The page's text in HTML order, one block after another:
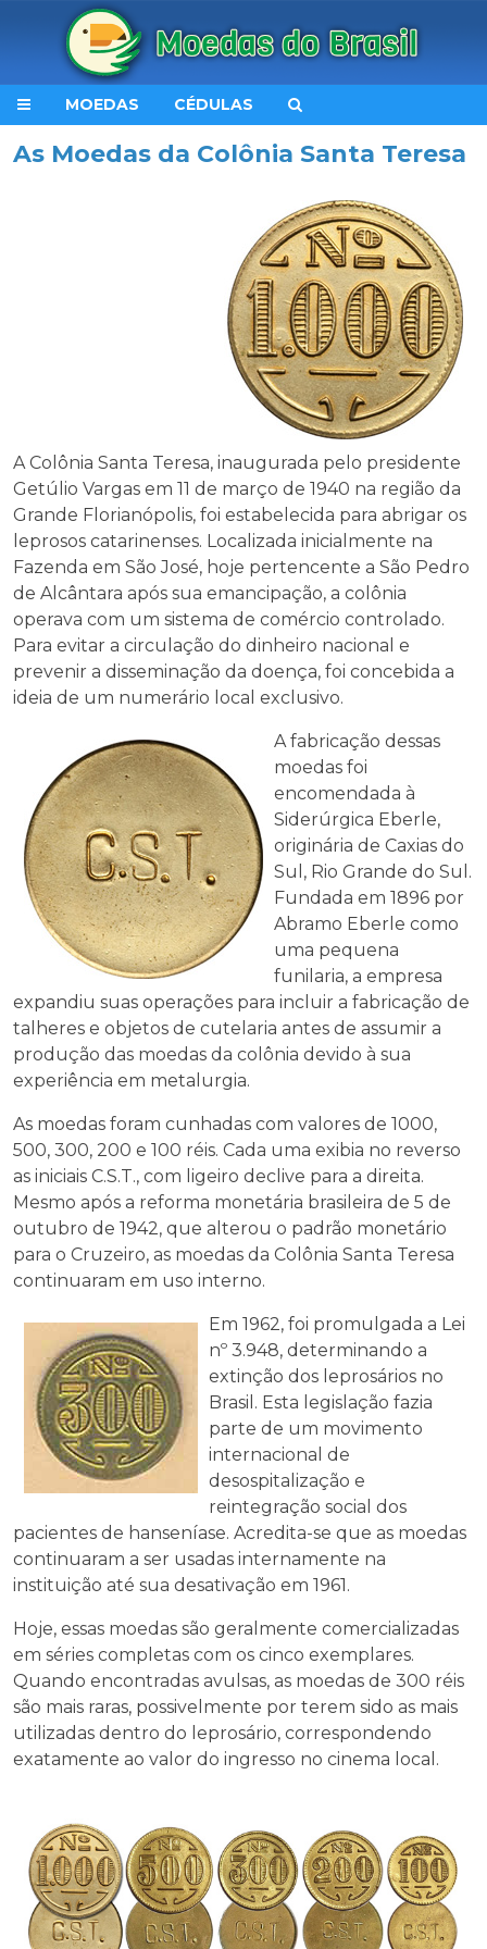
MOEDAS CÉDULAS
As Moedas da Colônia Santa Teresa
A Colônia Santa Teresa, inaugurada pelo presidente
Getúlio Vargas em 11 de março de 1940 na região da
Grande Florianópolis, foi estabelecida para abrigar os
leprosos catarinenses. Localizada inicialmente na
Fazenda em São José, hoje pertencente a São Pedro
de Alcântara após sua emancipação, a colônia
operava com um sistema de comércio controlado.
Para evitar a circulação do dinheiro nacional e
prevenir a disseminação da doença, foi concebida a
ideia de um numerário local exclusivo.
A fabricação dessas
moedas foi
encomendada à
Siderúrgica Eberle,
originária de Caxias do
Sul, Rio Grande do Sul.
Fundada em 1896 por
Abramo Eberle como
uma pequena
funilaria, a empresa
expandiu suas operações para incluir a fabricação de
talheres e objetos de cutelaria antes de assumir a
produção das moedas da colônia devido à sua
experiência em metalurgia.
As moedas foram cunhadas com valores de 1000,
500, 300, 200 e 100 réis. Cada uma exibia no reverso
as iniciais C.S.T., com ligeiro declive para a direita.
Mesmo após a reforma monetária brasileira de 5 de
outubro de 1942, que alterou o padrão monetário
para o Cruzeiro, as moedas da Colônia Santa Teresa
continuaram em uso interno.
Em 1962, foi promulgada a Lei
nº 3.948, determinando a
extinção dos leprosários no
Brasil. Esta legislação fazia
parte de um movimento
internacional de
desospitalização e
reintegração social dos
pacientes de hanseníase. Acredita-se que as moedas
continuaram a ser usadas internamente na
instituição até sua desativação em 1961.
Hoje, essas moedas são geralmente comercializadas
em séries completas com os cinco exemplares.
Quando encontradas avulsas, as moedas de 300 réis
são mais raras, possivelmente por terem sido as mais
utilizadas dentro do leprosário, correspondendo
exatamente ao valor do ingresso no cinema local.